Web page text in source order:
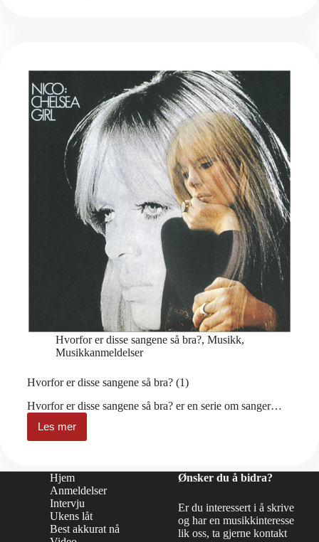
Hvorfor er disse sangene så bra?, Musikk,
Musikkanmeldelser
Hvorfor er disse sangene så bra? (1)
Hvorfor er disse sangene så bra? er en serie om sanger…
Les mer
Hvorfor
er
så
bra?
(1)
Hjem
Anmeldelser
Intervju
Ukens låt
Best akkurat nå
Ønsker du å bidra?
Er du interessert i å skrive
og har en musikkinteresse
lik oss, ta gjerne kontakt